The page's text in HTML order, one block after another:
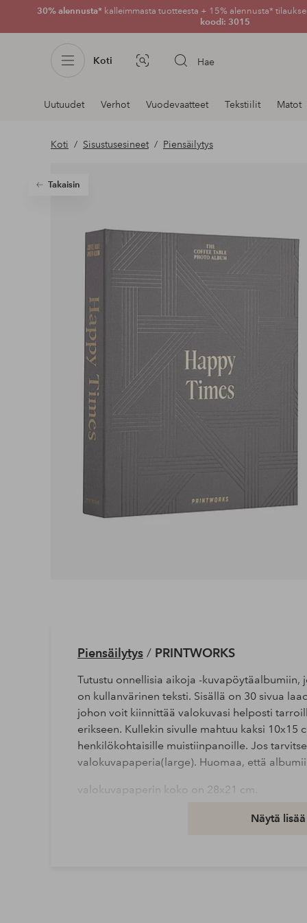
30% alennusta* kalleimmasta tuotteesta + 15% alennusta*
koodi: 3015
Koti Kuvahaku Hae
Navigointi
osastoilla
Uutuudet Verhot Vuodevaatteet Tekstiilit Matot
Koti Sisustusesineet Piensäilytys
Takaisin
Piensäilytys/ PRINTWORKS
Tutustu onnellisia aikoja -kuvapöytäalbumiin,
on kullanvärinen teksti. Sisällä on 30 sivua
johon voit kiinnittää valokuvasi helposti
erikseen. Kullekin sivulle mahtuu kaksi 10x15
henkilökohtaisille muistiinpanoille. Jos
valokuvapaperia(large). Huomaa, että
valokuvapaperin koko on 28x21 cm.
Näytä lisää